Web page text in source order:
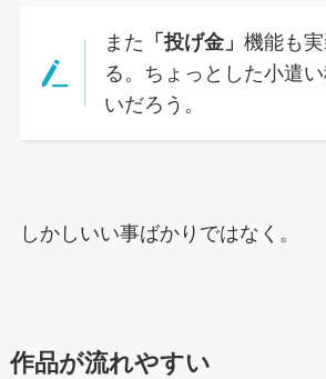
また 「投げ金」機能も
る。ちょっとした小遣
いだろう。
しかしいい事ばかりではなく。
作品が流れやすい